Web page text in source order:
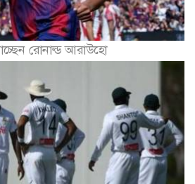
রোনাল্ড আরাউহো